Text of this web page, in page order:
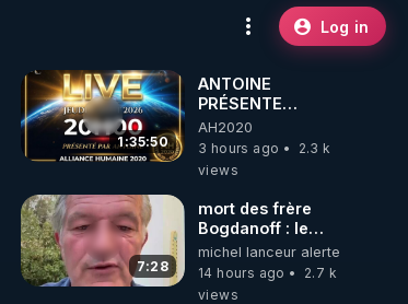
Log in
1:35:50
ANTOINE
PRÉSENTE
AH2020 LE LIVE
20H ***DU
06/08/2026***
AH2020
3 hours ago
2.3 k
views
7:28
mort des frère
Bogdanoff : le
mensonge d état
michel lanceur alerte
14 hours ago
2.7 k
views